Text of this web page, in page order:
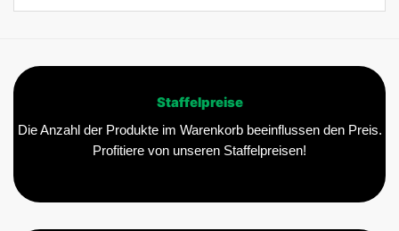
Staffelpreise
Die Anzahl der Produkte im Warenkorb beeinflussen den Preis.
Profitiere von unseren Staffelpreisen!